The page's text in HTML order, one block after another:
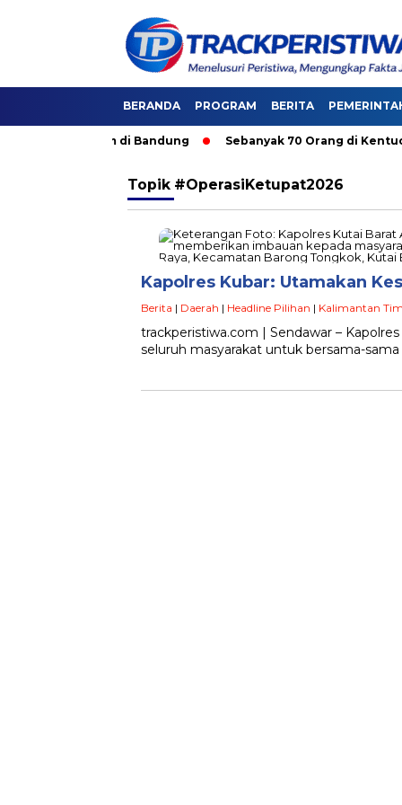
BERANDA PROGRAM BERITA
Umum di Bandung Sebanyak 70 Orang di
Topik #OperasiKetupat2026
Kapolres Kubar: Utamakan
Berita | Daerah | Headline Pilihan | Kalimantan
trackperistiwa.com | Sendawar –
seluruh masyarakat untuk bersama-